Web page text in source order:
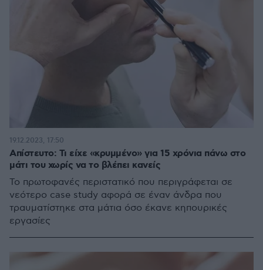
Απίστευτο: Τι είχε «κρυμμένο» για 15 χρόνια πάνω στο
μάτι του χωρίς να το βλέπει κανείς
Το πρωτοφανές περιστατικό που περιγράφεται σε
νεότερο case study αφορά σε έναν άνδρα που
τραυματίστηκε στα μάτια όσο έκανε κηπουρικές
εργασίες
19.12.2023, 17:50